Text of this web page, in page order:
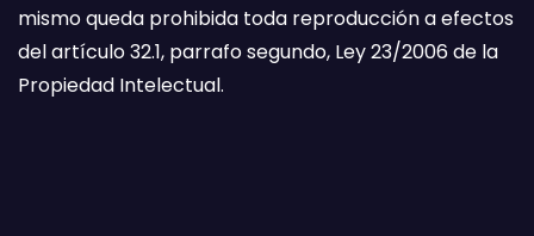
mismo queda prohibida toda reproducción a efectos
del artículo 32.1, parrafo segundo, Ley 23/2006 de la
Propiedad Intelectual.